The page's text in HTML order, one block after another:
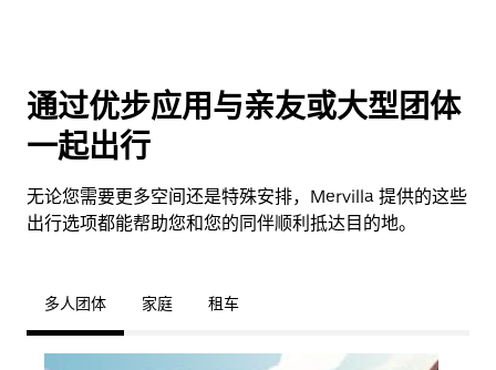
通过优步应用与亲友或大型团体
一起出行
无论您需要更多空间还是特殊安排，Mervilla 提供的这些
出行选项都能帮助您和您的同伴顺利抵达目的地。
多人团体 家庭 租车